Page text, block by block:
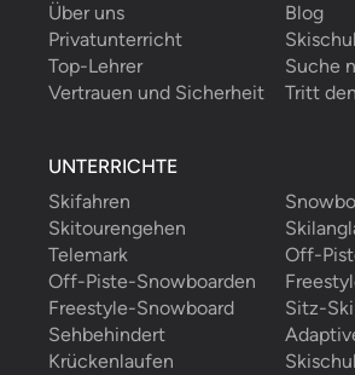
13/04/2022-
Yann war vom Anfang bis zum
Woche vorbildlich. Nichts war zu
er war professionell, freundlich
Naturtalent mit Kindern. Er wirkte
und komforta
read more
insgesamt
Stunden mit
Yann G.
Über uns
Blog
Privatunterricht
Top-Lehrer
Suche
Vertrauen und Sicherheit
Tritt
UNTERRICHTE
Skifahren
Skitourengehen
Telemark
Off-
Off-Piste-Snowboarden
Freestyle-Snowboard
Sitz-Ski
Sehbehindert
Krückenlaufen